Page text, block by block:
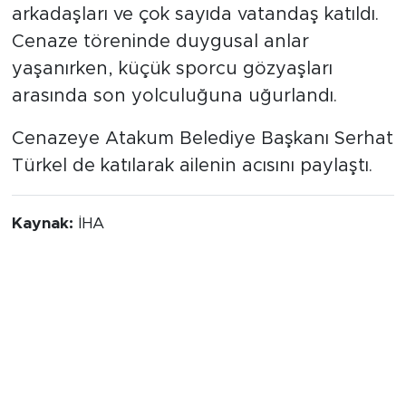
arkadaşları ve çok sayıda vatandaş katıldı.
Cenaze töreninde duygusal anlar
yaşanırken, küçük sporcu gözyaşları
arasında son yolculuğuna uğurlandı.
Cenazeye Atakum Belediye Başkanı Serhat
Türkel de katılarak ailenin acısını paylaştı.
Kaynak: İHA